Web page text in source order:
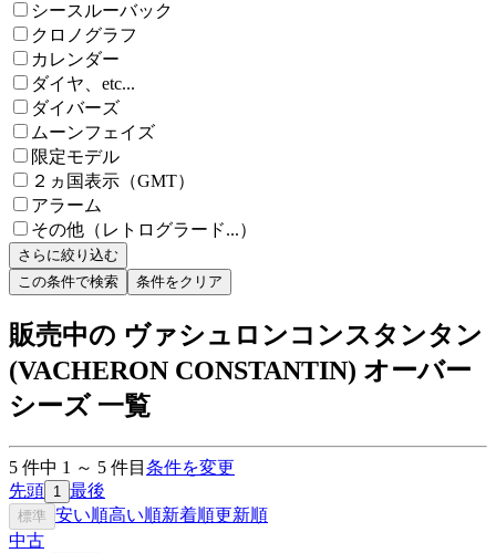
シースルーバック
クロノグラフ
カレンダー
ダイヤ、etc...
ダイバーズ
ムーンフェイズ
限定モデル
２ヵ国表示（GMT）
アラーム
その他（レトログラード...）
さらに絞り込む
この条件で検索
条件をクリア
販売中の ヴァシュロンコンスタンタン
(VACHERON CONSTANTIN) オーバー
シーズ 一覧
5 件中 1 ～ 5 件目 条件を変更
先頭 1 最後
標準 安い順高い順新着順更新順
中古